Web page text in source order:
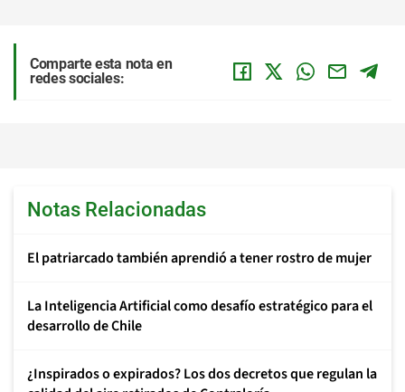
Comparte esta nota en
redes sociales:
Notas Relacionadas
El patriarcado también aprendió a tener rostro de mujer
La Inteligencia Artificial como desafío estratégico para el
desarrollo de Chile
¿Inspirados o expirados? Los dos decretos que regulan la